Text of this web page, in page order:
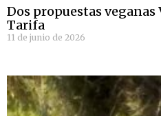
Dos propuestas veganas
Tarifa
11 de junio de 2026